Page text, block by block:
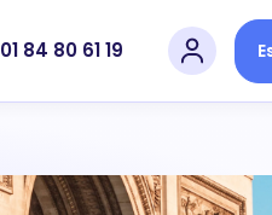
01 84 80 61 19